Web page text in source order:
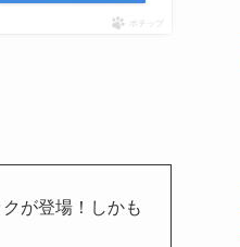
ポチップ
が登場！しかも